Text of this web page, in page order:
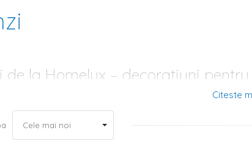
de la Homelux – decoratiuni
amenajezi, trebuie sa iei in calcul diferite etape. In primul
pardoseala. Urmeaza apoi mobila si electrocasnicele. Iti
o etapa: sa alegi cele mai potrivite
. Si atunci
oglinda perete poate contribui foarte mult la estetica locuintei
Citeste